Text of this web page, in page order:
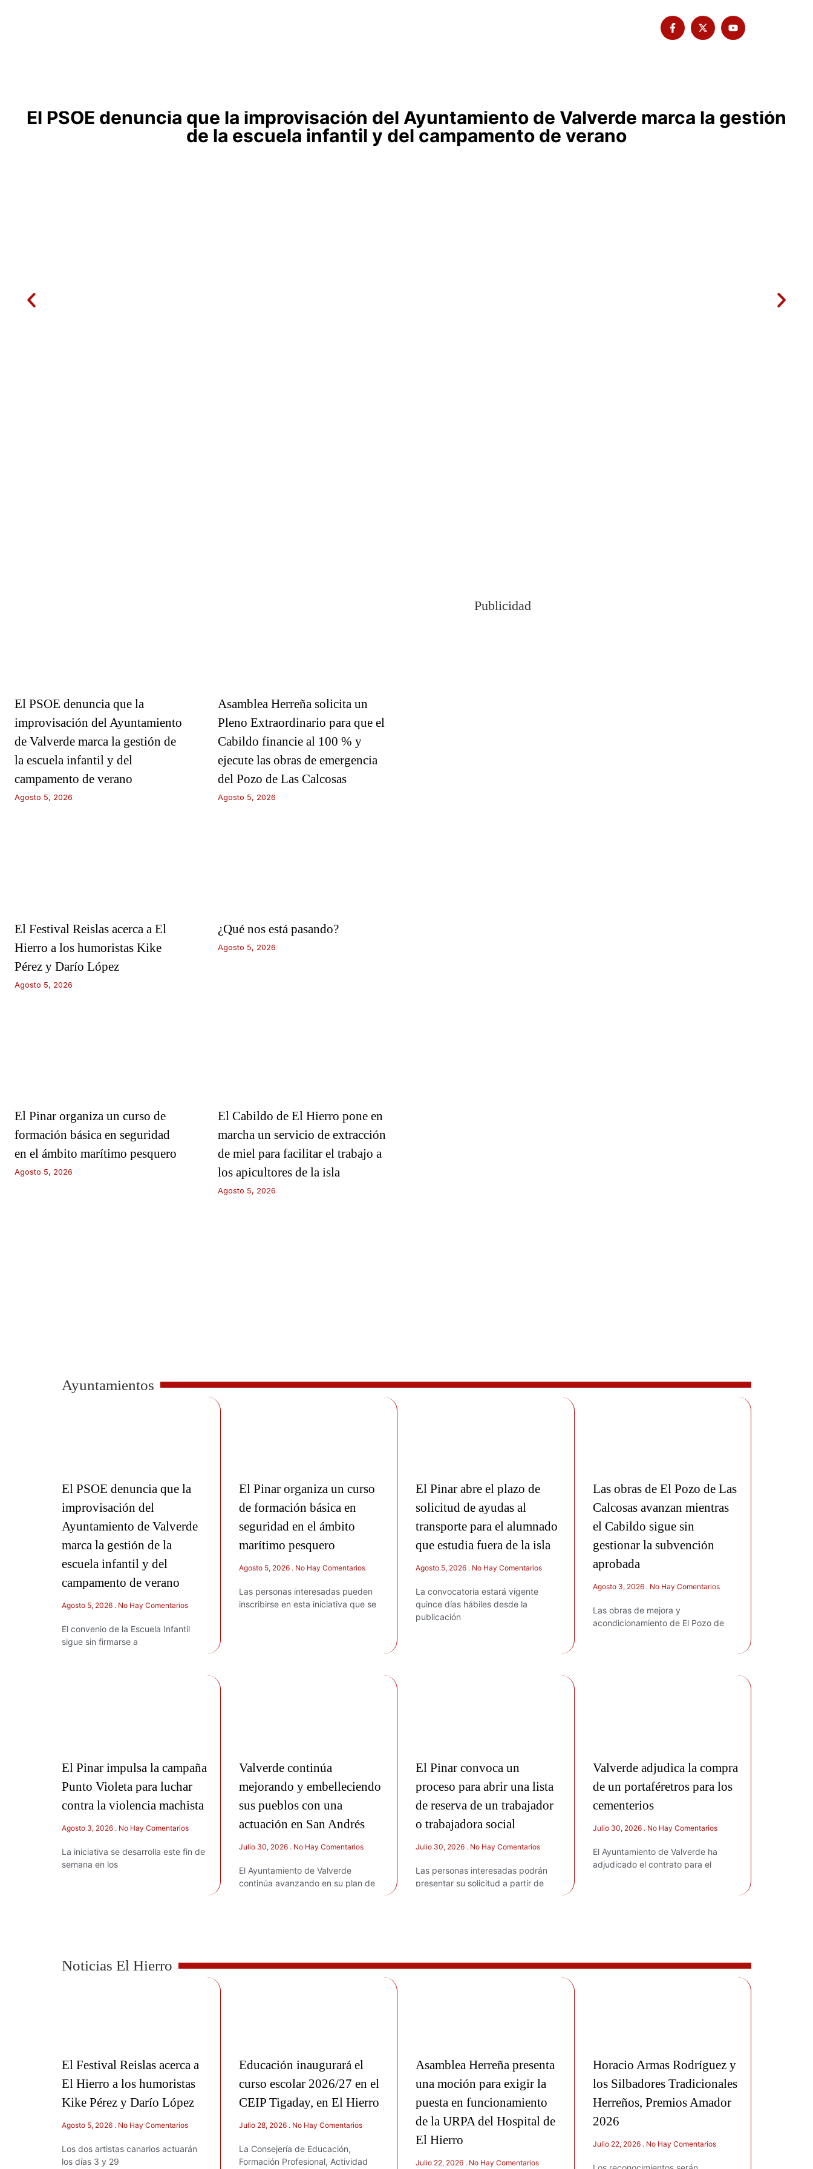
El PSOE denuncia que la improvisación del Ayuntamiento de Valverde marca la gestión
de la escuela infantil y del campamento de verano
El PSOE denuncia que la
improvisación del Ayuntamiento
de Valverde marca la gestión de
la escuela infantil y del
campamento de verano
Agosto 5, 2026
Asamblea Herreña solicita un
Pleno Extraordinario para que el
Cabildo financie al 100 % y
ejecute las obras de emergencia
del Pozo de Las Calcosas
Agosto 5, 2026
El Festival Reislas acerca a El
Hierro a los humoristas Kike
Pérez y Darío López
Agosto 5, 2026
¿Qué nos está pasando?
Agosto 5, 2026
El Pinar organiza un curso de
formación básica en seguridad
en el ámbito marítimo pesquero
Agosto 5, 2026
El Cabildo de El Hierro pone en
marcha un servicio de extracción
de miel para facilitar el trabajo a
los apicultores de la isla
Agosto 5, 2026
Publicidad
Ayuntamientos
El PSOE denuncia que la
improvisación del
Ayuntamiento de Valverde
marca la gestión de la
escuela infantil y del
campamento de verano
Agosto 5, 2026 No Hay Comentarios
El convenio de la Escuela Infantil
sigue sin firmarse a
El Pinar organiza un curso
de formación básica en
seguridad en el ámbito
marítimo pesquero
Agosto 5, 2026 No Hay Comentarios
Las personas interesadas pueden
inscribirse en esta iniciativa que se
El Pinar abre el plazo de
solicitud de ayudas al
transporte para el alumnado
que estudia fuera de la isla
Agosto 5, 2026 No Hay Comentarios
La convocatoria estará vigente
quince días hábiles desde la
publicación
Las obras de El Pozo de Las
Calcosas avanzan mientras
el Cabildo sigue sin
gestionar la subvención
aprobada
Agosto 3, 2026 No Hay Comentarios
Las obras de mejora y
acondicionamiento de El Pozo de
El Pinar impulsa la campaña
Punto Violeta para luchar
contra la violencia machista
Agosto 3, 2026 No Hay Comentarios
La iniciativa se desarrolla este fin de
semana en los
Valverde continúa
mejorando y embelleciendo
sus pueblos con una
actuación en San Andrés
Julio 30, 2026 No Hay Comentarios
El Ayuntamiento de Valverde
continúa avanzando en su plan de
El Pinar convoca un
proceso para abrir una lista
de reserva de un trabajador
o trabajadora social
Julio 30, 2026 No Hay Comentarios
Las personas interesadas podrán
presentar su solicitud a partir de
Valverde adjudica la compra
de un portaféretros para los
cementerios
Julio 30, 2026 No Hay Comentarios
El Ayuntamiento de Valverde ha
adjudicado el contrato para el
Noticias El Hierro
El Festival Reislas acerca a
El Hierro a los humoristas
Kike Pérez y Darío López
Agosto 5, 2026 No Hay Comentarios
Los dos artistas canarios actuarán
los días 3 y 29
Educación inaugurará el
curso escolar 2026/27 en el
CEIP Tigaday, en El Hierro
Julio 28, 2026 No Hay Comentarios
La Consejería de Educación,
Formación Profesional, Actividad
Asamblea Herreña presenta
una moción para exigir la
puesta en funcionamiento
de la URPA del Hospital de
El Hierro
Julio 22, 2026 No Hay Comentarios
Horacio Armas Rodríguez y
los Silbadores Tradicionales
Herreños, Premios Amador
2026
Julio 22, 2026 No Hay Comentarios